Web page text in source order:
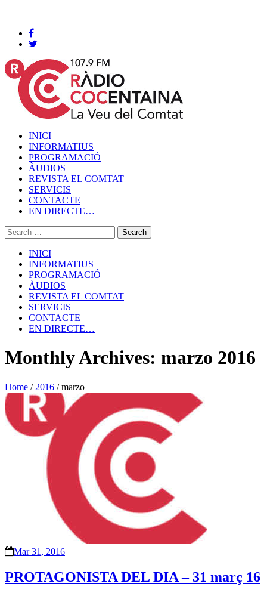
INICI
INFORMATIUS
PROGRAMACIÓ
ÀUDIOS
REVISTA EL COMTAT
SERVICIS
CONTACTE
EN DIRECTE…
INICI
INFORMATIUS
PROGRAMACIÓ
ÀUDIOS
REVISTA EL COMTAT
SERVICIS
CONTACTE
EN DIRECTE…
Monthly Archives: marzo 2016
Home / 2016 /marzo
Mar 31, 2016
PROTAGONISTA DEL DIA – 31 març 16